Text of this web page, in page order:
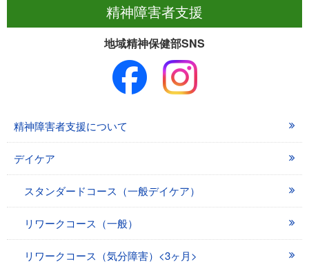
地域精神保健部SNS
精神障害者支援
精神障害者支援について
デイケア
スタンダードコース（一般デイケア）
リワークコース（一般）
リワークコース（気分障害）<3ヶ月>